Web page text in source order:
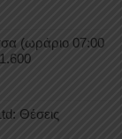
(ωράριο 07:00
Θέσεις